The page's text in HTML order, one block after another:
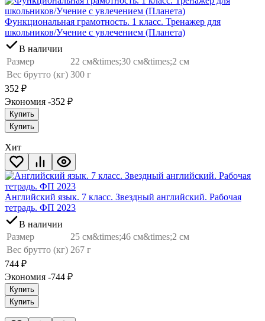
Функциональная грамотность. 1 класс. Тренажер для
школьников/Учение с увлечением (Планета)
В наличии
Размер
22 см&times;30 см&times;2 см
Вес брутто (кг) 300 г
352 ₽
Экономия -352 ₽
Купить
Купить
Хит
Английский язык. 7 класс. Звездный английский. Рабочая
тетрадь. ФП 2023
В наличии
Размер
25 см&times;46 см&times;2 см
Вес брутто (кг) 267 г
744 ₽
Экономия -744 ₽
Купить
Купить